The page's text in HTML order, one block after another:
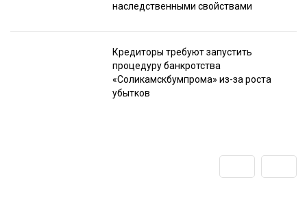
наследственными свойствами
Кредиторы требуют запустить
процедуру банкротства
«Соликамскбумпрома» из-за роста
убытков